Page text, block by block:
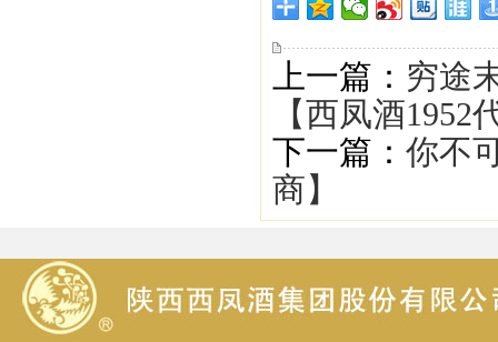
上一篇： 穷途
【西凤酒1952
下一篇： 你不
商】